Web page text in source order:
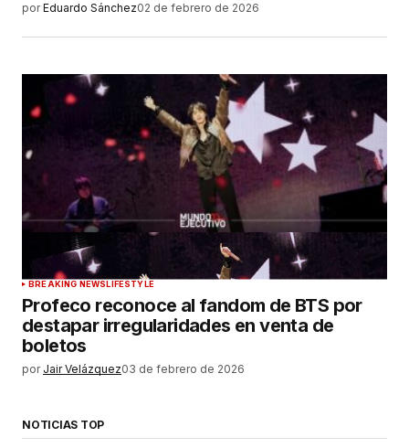
por Eduardo Sánchez02 de febrero de 2026
BREAKING NEWSLIFESTYLE
Profeco reconoce al fandom de BTS por
destapar irregularidades en venta de
boletos
por Jair Velázquez03 de febrero de 2026
NOTICIAS TOP